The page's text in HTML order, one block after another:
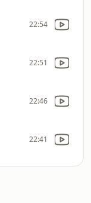
22:54
22:51
22:46
22:41